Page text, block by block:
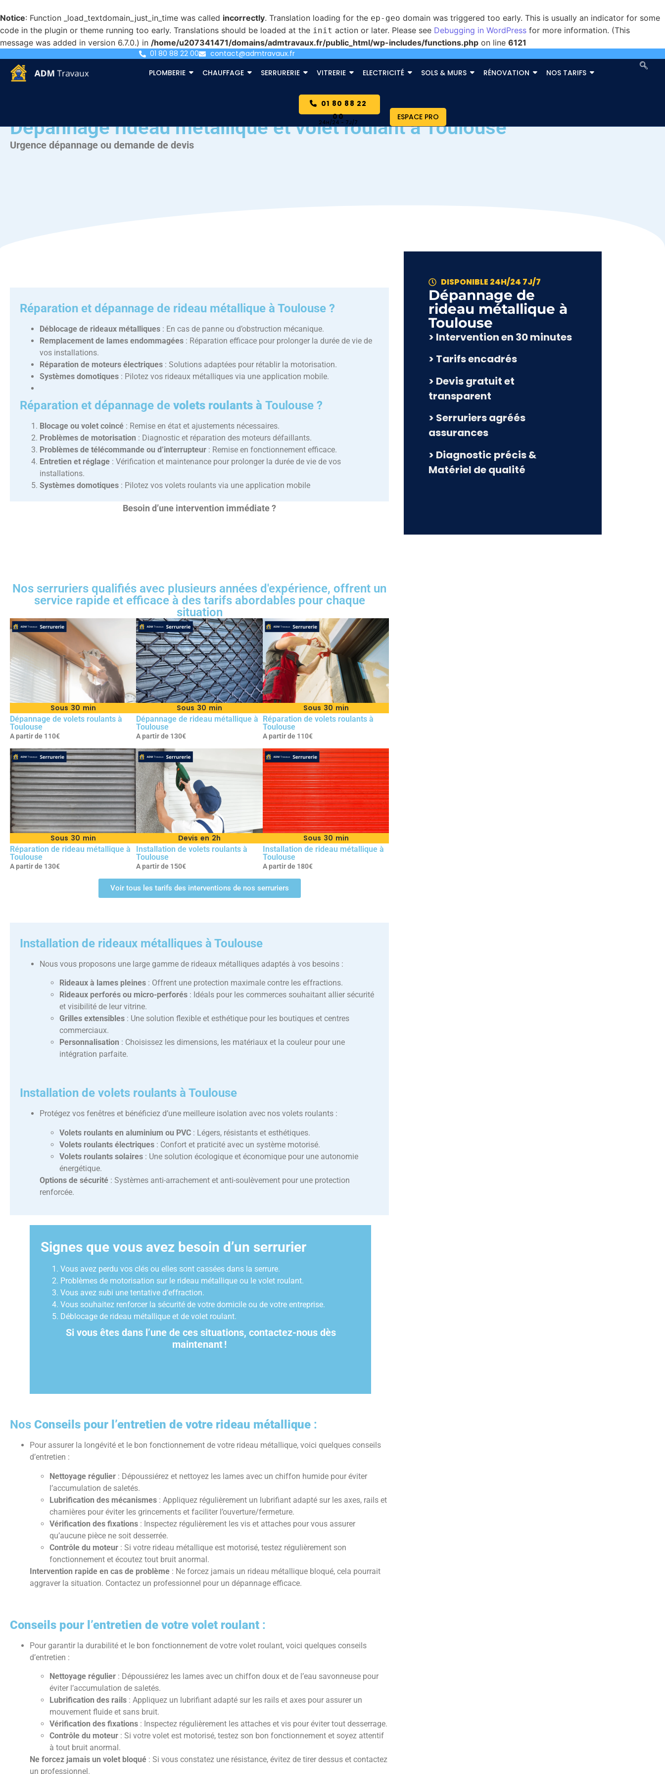
Notice: Function _load_textdomain_just_in_time was called incorrectly. Translation loading for the ep-geo domain was triggered too early. This is usually an indicator for some
code in the plugin or theme running too early. Translations should be loaded at the init action or later. Please see Debugging in WordPress for more information. (This
message was added in version 6.7.0.) in /home/u207341471/domains/admtravaux.fr/public_html/wp-includes/functions.php on line 6121
01 80 88 22 00
contact@admtravaux.fr
PLOMBERIE
CHAUFFAGE SERRURERIE VITRERIE ELECTRICITÉ SOLS & MURS RÉNOVATION NOS TARIFS
01 80 88 22
00
ESPACE PRO
Dépannage rideau métallique et volet roulant à Toulouse
Urgence dépannage ou demande de devis
Réparation et dépannage de rideau métallique à Toulouse ?
Déblocage de rideaux métalliques : En cas de panne ou d’obstruction mécanique.
Remplacement de lames endommagées : Réparation efficace pour prolonger la durée de vie de
vos installations.
Réparation de moteurs électriques : Solutions adaptées pour rétablir la motorisation.
Systèmes domotiques : Pilotez vos rideaux métalliques via une application mobile.
Réparation et dépannage de volets roulants à Toulouse ?
Blocage ou volet coincé : Remise en état et ajustements nécessaires.
Problèmes de motorisation : Diagnostic et réparation des moteurs défaillants.
Problèmes de télécommande ou d’interrupteur : Remise en fonctionnement efficace.
Entretien et réglage : Vérification et maintenance pour prolonger la durée de vie de vos
installations.
Systèmes domotiques : Pilotez vos volets roulants via une application mobile
Besoin d’une intervention immédiate ?
Nos serruriers qualifiés avec plusieurs années d'expérience, offrent un
service rapide et efficace à des tarifs abordables pour chaque
situation
Sous 30 min
Dépannage de volets roulants à
Toulouse
A partir de 110€
Sous 30 min
Dépannage de rideau métallique à
Toulouse
A partir de 130€
Sous 30 min
Réparation de volets roulants à
Toulouse
A partir de 110€
Sous 30 min
Réparation de rideau métallique à
Toulouse
A partir de 130€
Devis en 2h
Installation de volets roulants à
Toulouse
A partir de 150€
Sous 30 min
Installation de rideau métallique à
Toulouse
A partir de 180€
Voir tous les tarifs des interventions de nos serruriers
Installation de rideaux métalliques à Toulouse
Nous vous proposons une large gamme de rideaux métalliques adaptés à vos besoins :
Rideaux à lames pleines : Offrent une protection maximale contre les effractions.
Rideaux perforés ou micro-perforés : Idéals pour les commerces souhaitant allier sécurité
et visibilité de leur vitrine.
Grilles extensibles : Une solution flexible et esthétique pour les boutiques et centres
commerciaux.
Personnalisation : Choisissez les dimensions, les matériaux et la couleur pour une
intégration parfaite.
Installation de volets roulants à Toulouse
Protégez vos fenêtres et bénéficiez d’une meilleure isolation avec nos volets roulants :
Volets roulants en aluminium ou PVC : Légers, résistants et esthétiques.
Volets roulants électriques : Confort et praticité avec un système motorisé.
Volets roulants solaires : Une solution écologique et économique pour une autonomie
énergétique.
Options de sécurité : Systèmes anti-arrachement et anti-soulèvement pour une protection
renforcée.
Signes que vous avez besoin d’un serrurier
Vous avez perdu vos clés ou elles sont cassées dans la serrure.
Problèmes de motorisation sur le rideau métallique ou le volet roulant.
Vous avez subi une tentative d’effraction.
Vous souhaitez renforcer la sécurité de votre domicile ou de votre entreprise.
Déblocage de rideau métallique et de volet roulant.
Si vous êtes dans l’une de ces situations, contactez-nous dès
maintenant!
Nos Conseils pour l’entretien de votre rideau métallique :
Pour assurer la longévité et le bon fonctionnement de votre rideau métallique, voici quelques conseils
d’entretien :
Nettoyage régulier : Dépoussiérez et nettoyez les lames avec un chiffon humide pour éviter
l’accumulation de saletés.
Lubrification des mécanismes : Appliquez régulièrement un lubrifiant adapté sur les axes, rails et
charnières pour éviter les grincements et faciliter l’ouverture/fermeture.
Vérification des fixations : Inspectez régulièrement les vis et attaches pour vous assurer
qu’aucune pièce ne soit desserrée.
Contrôle du moteur : Si votre rideau métallique est motorisé, testez régulièrement son
fonctionnement et écoutez tout bruit anormal.
Intervention rapide en cas de problème : Ne forcez jamais un rideau métallique bloqué, cela pourrait
aggraver la situation. Contactez un professionnel pour un dépannage efficace.
Conseils pour l’entretien de votre volet roulant :
Pour garantir la durabilité et le bon fonctionnement de votre volet roulant, voici quelques conseils
d’entretien :
Nettoyage régulier : Dépoussiérez les lames avec un chiffon doux et de l’eau savonneuse pour
éviter l’accumulation de saletés.
Lubrification des rails : Appliquez un lubrifiant adapté sur les rails et axes pour assurer un
mouvement fluide et sans bruit.
Vérification des fixations : Inspectez régulièrement les attaches et vis pour éviter tout desserrage.
Contrôle du moteur : Si votre volet est motorisé, testez son bon fonctionnement et soyez attentif
à tout bruit anormal.
Ne forcez jamais un volet bloqué : Si vous constatez une résistance, évitez de tirer dessus et contactez
un professionnel.
DISPONIBLE 24H/24 7J/7
Dépannage de
rideau métallique à
Toulouse
> Intervention en 30 minutes
> Tarifs encadrés
> Devis gratuit et
transparent
> Serruriers agréés
assurances
> Diagnostic précis &
Matériel de qualité